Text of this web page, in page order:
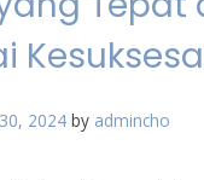
2024 by admincho